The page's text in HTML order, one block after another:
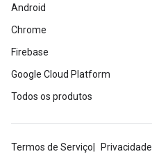
Android
Chrome
Firebase
Google Cloud Platform
Todos os produtos
Termos de Serviço Privacidade